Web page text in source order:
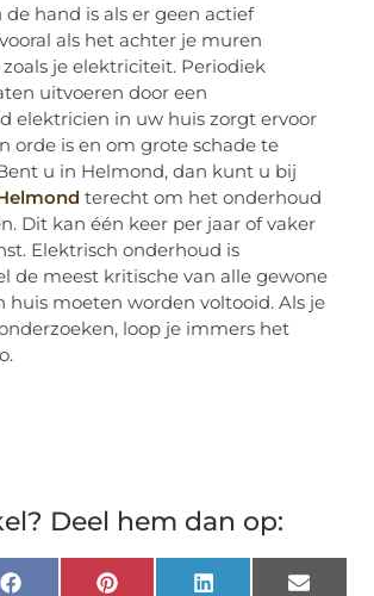
de hand is als er geen actief
als het achter je muren
je elektriciteit. Periodiek
uitvoeren door een
elektricien in uw huis zorgt ervoor
orde is en om grote schade te
u in Helmond, dan kunt u bij
terecht om het onderhoud
Dit kan één keer per jaar of vaker
Elektrisch onderhoud is
de meest kritische van alle gewone
huis moeten worden voltooid. Als je
loop je immers het
Deel hem dan op: